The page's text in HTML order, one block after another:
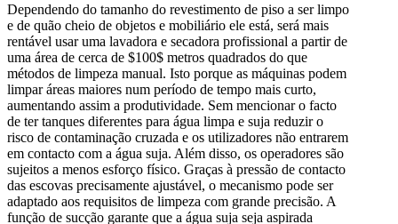
Dependendo do tamanho do revestimento de piso a ser limpo
e de quão cheio de objetos e mobiliário ele está, será mais
rentável usar uma lavadora e secadora profissional a partir de
uma área de cerca de $100$ metros quadrados do que
métodos de limpeza manual. Isto porque as máquinas podem
limpar áreas maiores num período de tempo mais curto,
aumentando assim a produtividade. Sem mencionar o facto
de ter tanques diferentes para água limpa e suja reduzir o
risco de contaminação cruzada e os utilizadores não entrarem
em contacto com a água suja. Além disso, os operadores são
sujeitos a menos esforço físico. Graças à pressão de contacto
das escovas precisamente ajustável, o mecanismo pode ser
adaptado aos requisitos de limpeza com grande precisão. A
função de sucção garante que a água suja seja aspirada